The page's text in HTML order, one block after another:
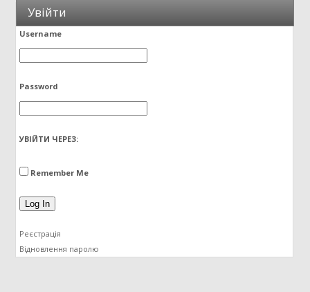
Увійти
Username
Password
УВІЙТИ ЧЕРЕЗ:
Remember Me
Реєстрація
Відновлення паролю